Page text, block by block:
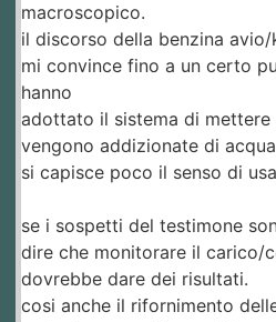
macroscopico.
il discorso della benzina
mi convince fino a un certo
hanno
adottato il sistema di
vengono addizionate di
si capisce poco il senso di
se i sospetti del testimone
dire che monitorare il carico/
dovrebbe dare dei risultati.
cosi anche il rifornimento